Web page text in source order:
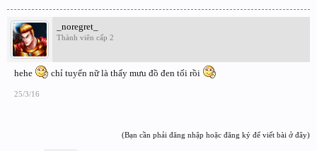
_noregret_
Thành viên cấp 2
hehe chỉ tuyển nữ là thấy mưu đồ đen tối rồi
25/3/16
(Bạn cần phải đăng nhập hoặc đăng ký để viết bài ở đây)